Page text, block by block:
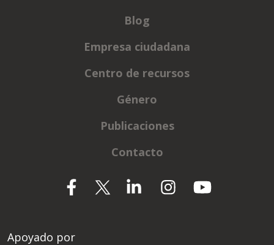
Blog
Empresa ciudadana
Centro de recursos
Género
Publicaciones
Contacto
Apoyado por